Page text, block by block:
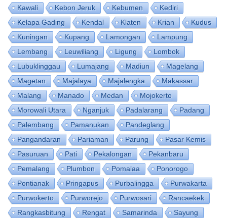
Kawali
Kebon Jeruk Kebumen
Kediri
Kelapa Gading
Kendal Klaten Krian
Kudus
Kuningan
Kupang Lamongan
Lampung
Lembang
Leuwiliang Ligung
Lombok
Lubuklinggau
Lumajang Madiun
Magelang
Magetan
Majalaya Majalengka
Makassar
Malang
Manado Medan
Mojokerto
Morowali Utara
Nganjuk Padalarang
Padang
Palembang
Pamanukan
Pandeglang
Pangandaran
Pariaman Parung
Pasar Kemis
Pasuruan
Pati Pekalongan
Pekanbaru
Pemalang
Plumbon Pomalaa
Ponorogo
Pontianak
Pringapus Purbalingga
Purwakarta
Purwokerto
Purworejo Purwosari
Rancaekek
Rangkasbitung
Rengat Samarinda
Sayung